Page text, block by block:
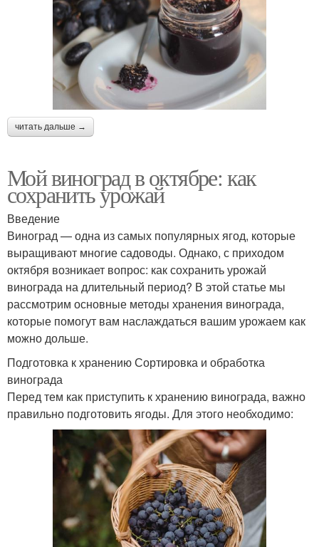
читать дальше →
Мой виноград в октябре: как
сохранить урожай
Введение
Виноград — одна из самых популярных ягод, которые
выращивают многие садоводы. Однако, с приходом
октября возникает вопрос: как сохранить урожай
винограда на длительный период? В этой статье мы
рассмотрим основные методы хранения винограда,
которые помогут вам наслаждаться вашим урожаем как
можно дольше.
Подготовка к хранению Сортировка и обработка
винограда
Перед тем как приступить к хранению винограда, важно
правильно подготовить ягоды. Для этого необходимо: